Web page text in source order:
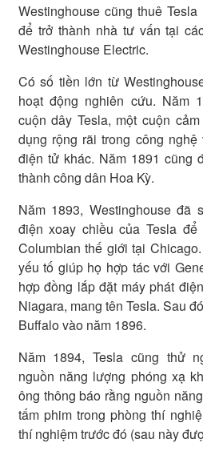
Westinghouse cũng thuê
để trở thành nhà tư vấn tại
Westinghouse Electric.
Có số tiền lớn từ
hoạt động nghiên cứu. Năm
cuộn dây Tesla, một cuộn
dụng rộng rãi trong công
điện tử khác. Năm 1891 cũng
thành công dân Hoa Kỳ.
Năm 1893, Westinghouse đã
điện xoay chiều của Tesla
Columbian thế giới tại
yếu tố giúp họ hợp tác với
hợp đồng lắp đặt máy phát
Niagara, mang tên Tesla. Sau
Buffalo vào năm 1896.
Năm 1894, Tesla cũng thử
nguồn năng lượng phóng xạ
ông thông báo rằng nguồn
tấm phim trong phòng thí
thí nghiệm trước đó (sau này